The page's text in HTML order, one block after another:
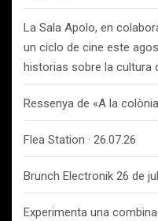
La Sala Apolo, en
un ciclo de cine este
historias sobre la cultura
Ressenya de «A la
Flea Station · 26.07.26
Brunch Electronik 26 de
Experimenta una